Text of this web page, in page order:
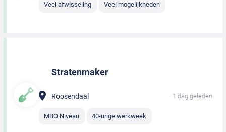
Veel afwisseling Veel mogelijkheden
Stratenmaker
Roosendaal 1 dag geleden
MBO Niveau 40-urige werkweek